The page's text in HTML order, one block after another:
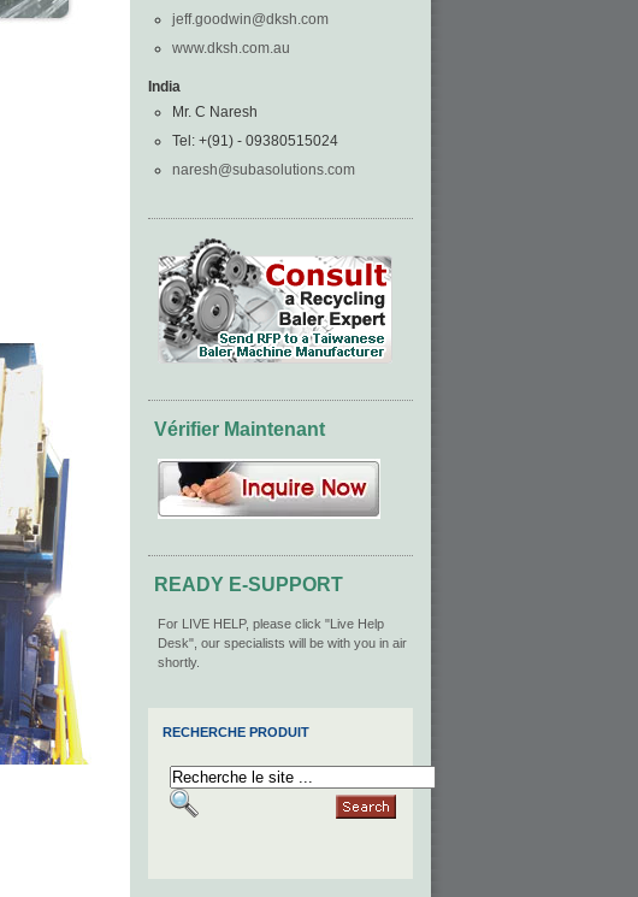
jeff.goodwin@dksh.com
www.dksh.com.au
India
Mr. C Naresh
Tel: +(91) - 09380515024
naresh@subasolutions.com
Vérifier Maintenant
READY E-SUPPORT
For LIVE HELP, please click "Live Help
Desk", our specialists will be with you in air
shortly.
RECHERCHE PRODUIT